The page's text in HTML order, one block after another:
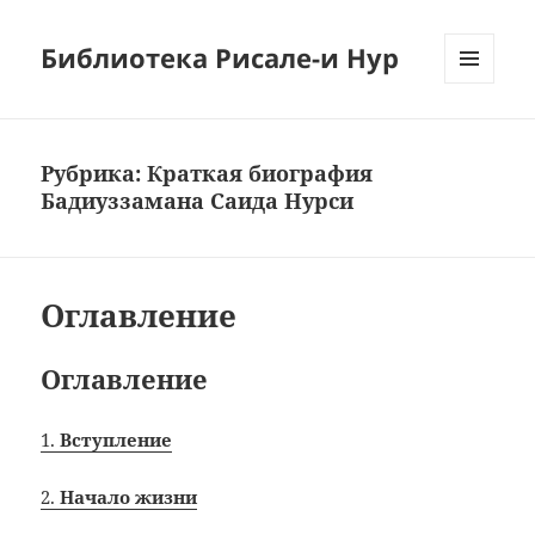
Библиотека Рисале-и Нур
Рубрика:Краткая биография
Бадиуззамана Саида Нурси
Оглавление
Оглавление
1.Вступление
2.Начало жизни